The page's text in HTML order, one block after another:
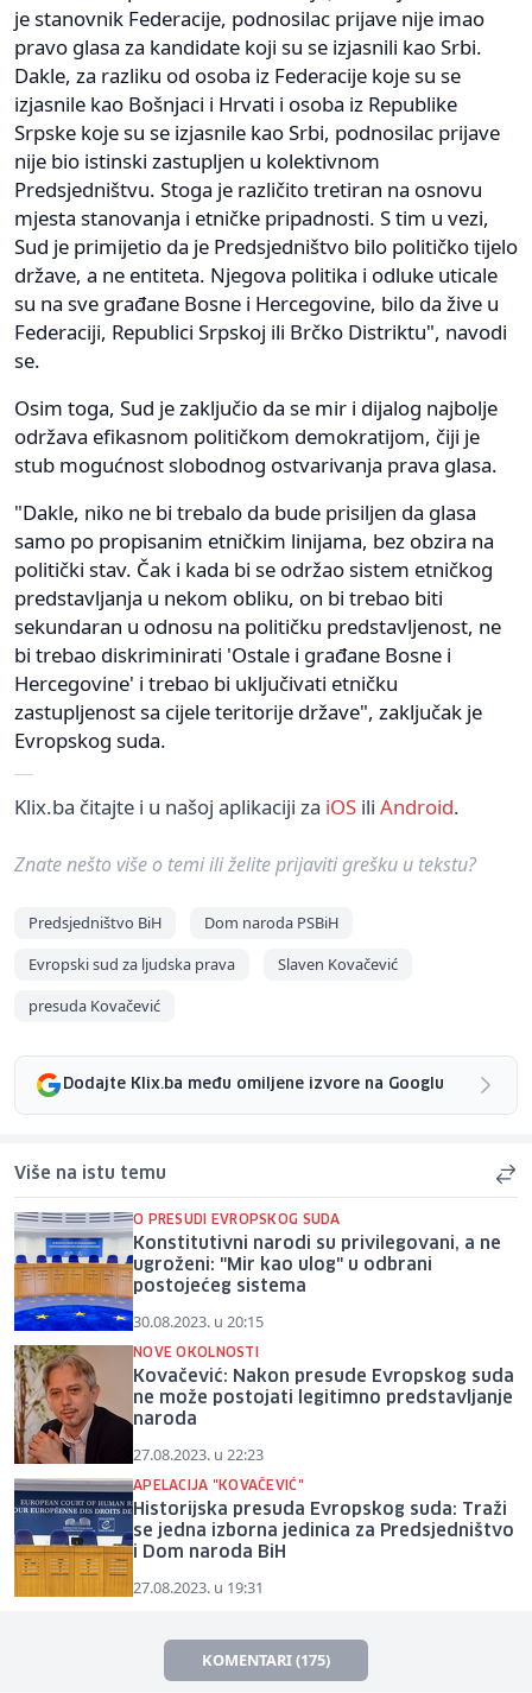
je stanovnik Federacije, podnosilac prijave nije imao
pravo glasa za kandidate koji su se izjasnili kao Srbi.
Dakle, za razliku od osoba iz Federacije koje su se
izjasnile kao Bošnjaci i Hrvati i osoba iz Republike
Srpske koje su se izjasnile kao Srbi, podnosilac prijave
nije bio istinski zastupljen u kolektivnom
Predsjedništvu. Stoga je različito tretiran na osnovu
mjesta stanovanja i etničke pripadnosti. S tim u vezi,
Sud je primijetio da je Predsjedništvo bilo političko tijelo
države, a ne entiteta. Njegova politika i odluke uticale
su na sve građane Bosne i Hercegovine, bilo da žive u
Federaciji, Republici Srpskoj ili Brčko Distriktu", navodi
se.
Osim toga, Sud je zaključio da se mir i dijalog najbolje
održava efikasnom političkom demokratijom, čiji je
stub mogućnost slobodnog ostvarivanja prava glasa.
"Dakle, niko ne bi trebalo da bude prisiljen da glasa
samo po propisanim etničkim linijama, bez obzira na
politički stav. Čak i kada bi se održao sistem etničkog
predstavljanja u nekom obliku, on bi trebao biti
sekundaran u odnosu na političku predstavljenost, ne
bi trebao diskriminirati 'Ostale i građane Bosne i
Hercegovine' i trebao bi uključivati etničku
zastupljenost sa cijele teritorije države", zaključak je
Evropskog suda.
Klix.ba čitajte i u našoj aplikaciji za iOS ili Android.
Znate nešto više o temi ili želite prijaviti grešku u tekstu?
Predsjedništvo BiH
Dom naroda PSBiH
Evropski sud za ljudska prava
Slaven Kovačević
presuda Kovačević
Dodajte Klix.ba među omiljene izvore na Googlu
Više na istu temu
O PRESUDI EVROPSKOG SUDA
Konstitutivni narodi su privilegovani, a ne
ugroženi: "Mir kao ulog" u odbrani
postojećeg sistema
30.08.2023. u 20:15
NOVE OKOLNOSTI
Kovačević: Nakon presude Evropskog suda
ne može postojati legitimno predstavljanje
naroda
27.08.2023. u 22:23
APELACIJA "KOVAČEVIĆ"
Historijska presuda Evropskog suda: Traži
se jedna izborna jedinica za Predsjedništvo
i Dom naroda BiH
27.08.2023. u 19:31
KOMENTARI (175)